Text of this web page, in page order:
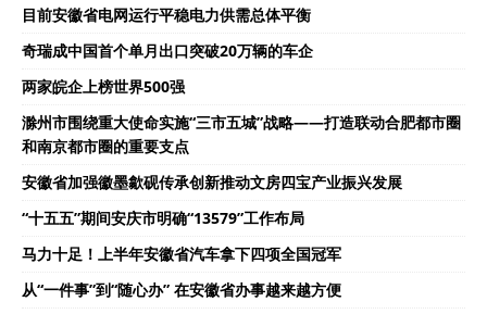
目前安徽省电网运行平稳电力供需总体平衡
奇瑞成中国首个单月出口突破20万辆的车企
两家皖企上榜世界500强
滁州市围绕重大使命实施“三市五城”战略——打造联动合肥都市圈
和南京都市圈的重要支点
安徽省加强徽墨歙砚传承创新推动文房四宝产业振兴发展
“十五五”期间安庆市明确“13579”工作布局
马力十足！上半年安徽省汽车拿下四项全国冠军
从“一件事”到“随心办” 在安徽省办事越来越方便